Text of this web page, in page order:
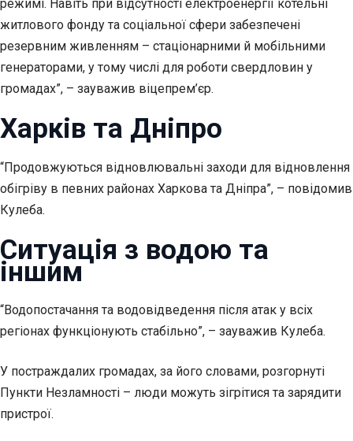
режимі. Навіть при відсутності електроенергії котельні
житлового фонду та соціальної сфери забезпечені
резервним живленням – стаціонарними й мобільними
генераторами, у тому числі для роботи свердловин у
громадах”, – зауважив віцепрем’єр.
Харків та Дніпро
“Продовжуються відновлювальні заходи для відновлення
обігріву в певних районах Харкова та Дніпра”, – повідомив
Кулеба.
Ситуація з водою та
іншим
“Водопостачання та водовідведення після атак у всіх
регіонах функціонують стабільно”, – зауважив Кулеба.
У постраждалих громадах, за його словами, розгорнуті
Пункти Незламності – люди можуть зігрітися та зарядити
пристрої.